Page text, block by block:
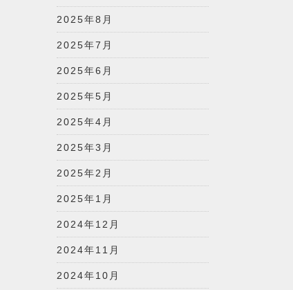
2025年8月
2025年7月
2025年6月
2025年5月
2025年4月
2025年3月
2025年2月
2025年1月
2024年12月
2024年11月
2024年10月